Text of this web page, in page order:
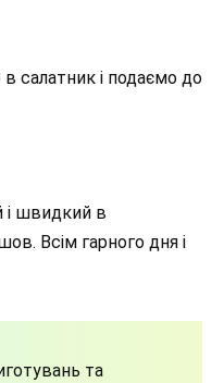
салатник і подаємо до
і швидкий в
Всім гарного дня і
та